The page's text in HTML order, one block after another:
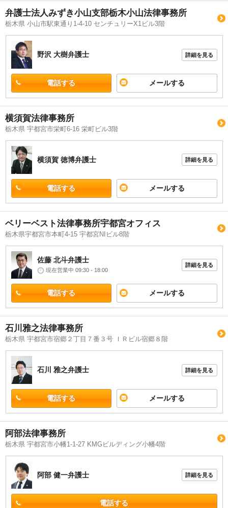
弁護士法人みずき小山支部栃木小山法律事務所
栃木県 小山市駅東通り1-4-10 センチュリーX1ビル3階
野沢 大樹弁護士 詳細を見る
電話する メールする
横須賀法律事務所
栃木県 宇都宮市栄町6-16 栄町ビル3階
横須賀 徳博弁護士 詳細を見る
電話する メールする
ベリーベスト法律事務所宇都宮オフィス
栃木県宇都宮市本町4-15 宇都宮NIビル8階
佐藤 北斗弁護士
現在営業中 09:30 - 18:00
詳細を見る
電話する メールする
石川雅之法律事務所
栃木県 宇都宮市宿郷２丁目７番３号 ＩＲビル宿郷８階
石川 雅之弁護士 詳細を見る
電話する メールする
阿部法律事務所
栃木県 宇都宮市小幡1-1-27 KMGビルディング小幡4階
阿部 健一弁護士 詳細を見る
電話する